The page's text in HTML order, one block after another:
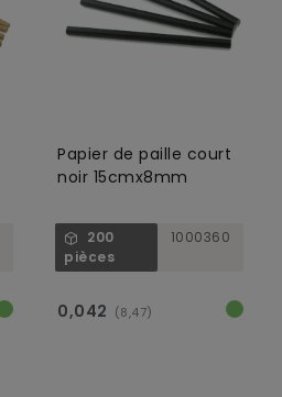
Papier de paille court
noir 15cmx8mm
200
pièces
1000360
0,042 (8,47)